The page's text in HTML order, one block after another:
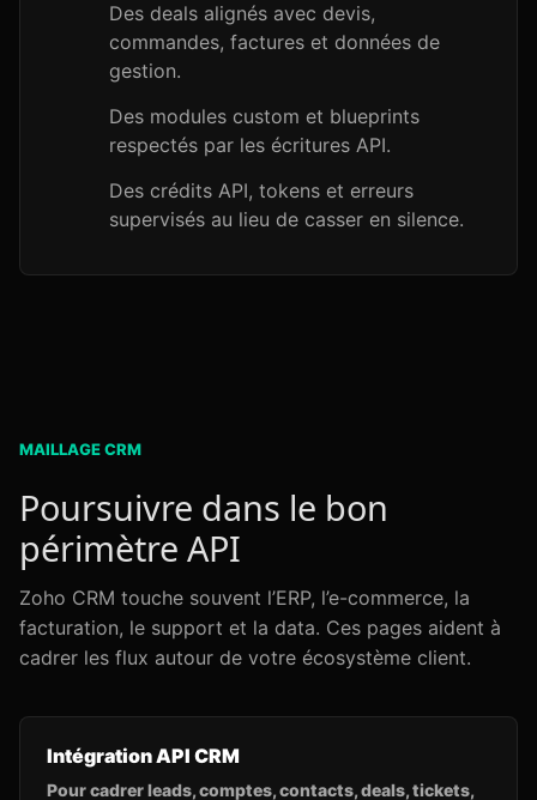
Des deals alignés avec devis,
commandes, factures et données de
gestion.
Des modules custom et blueprints
respectés par les écritures API.
Des crédits API, tokens et erreurs
supervisés au lieu de casser en silence.
MAILLAGE CRM
Poursuivre dans le bon
périmètre API
Zoho CRM touche souvent l’ERP, l’e-commerce, la
facturation, le support et la data. Ces pages aident à
cadrer les flux autour de votre écosystème client.
Intégration API CRM
Pour cadrer leads, comptes, contacts, deals, tickets,